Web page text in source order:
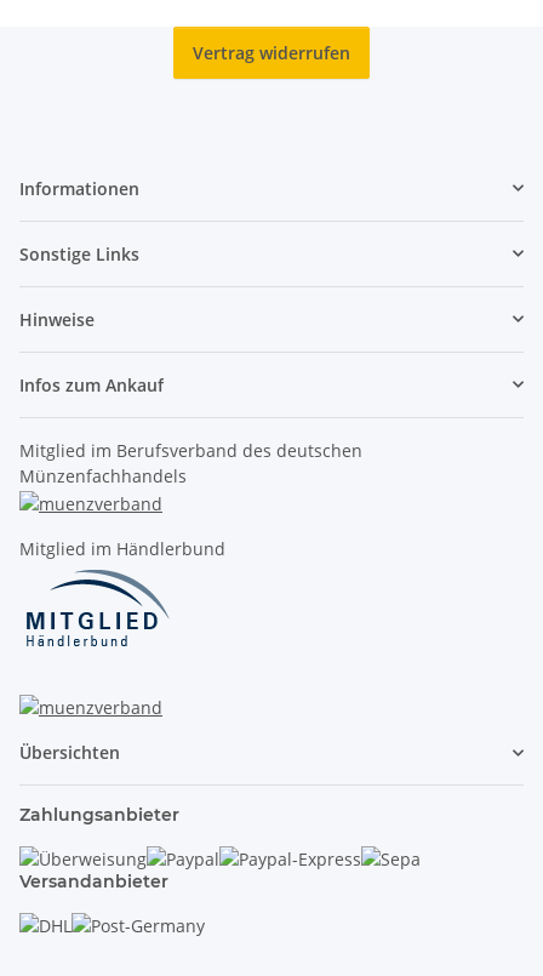
Vertrag widerrufen
Informationen
Sonstige Links
Hinweise
Infos zum Ankauf
Mitglied im Berufsverband des deutschen
Münzenfachhandels
Mitglied im Händlerbund
Übersichten
Zahlungsanbieter
Versandanbieter